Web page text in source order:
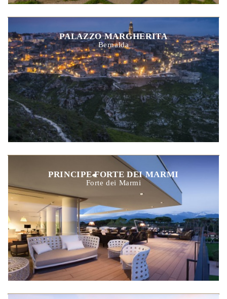
PALAZZO MARGHERITA
Bernalda
PRINCIPE FORTE DEI MARMI
Forte dei Marmi